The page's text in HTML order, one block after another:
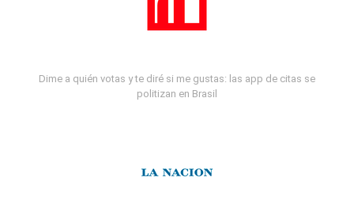
Dime a quién votas y te diré si me gustas: las app de citas se
politizan en Brasil